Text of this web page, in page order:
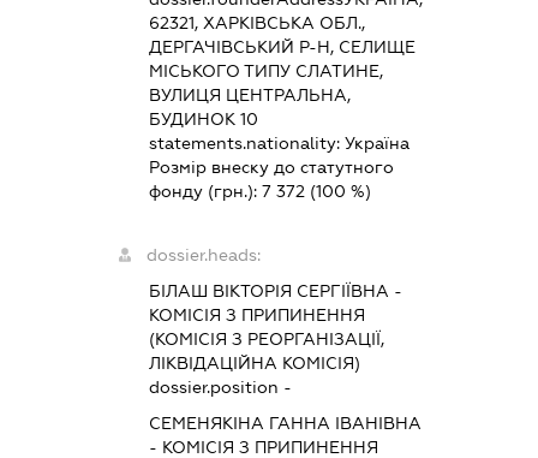
62321, ХАРКІВСЬКА ОБЛ.,
ДЕРГАЧІВСЬКИЙ Р-Н, СЕЛИЩЕ
МІСЬКОГО ТИПУ СЛАТИНЕ,
ВУЛИЦЯ ЦЕНТРАЛЬНА,
БУДИНОК 10
statements.nationality:Україна
Розмір внеску до статутного
фонду (грн.):7 372 (100 %)
dossier.heads:
БІЛАШ ВІКТОРІЯ СЕРГІЇВНА -
КОМІСІЯ З ПРИПИНЕННЯ
(КОМІСІЯ З РЕОРГАНІЗАЦІЇ,
ЛІКВІДАЦІЙНА КОМІСІЯ)
dossier.position -
СЕМЕНЯКІНА ГАННА ІВАНІВНА
- КОМІСІЯ З ПРИПИНЕННЯ